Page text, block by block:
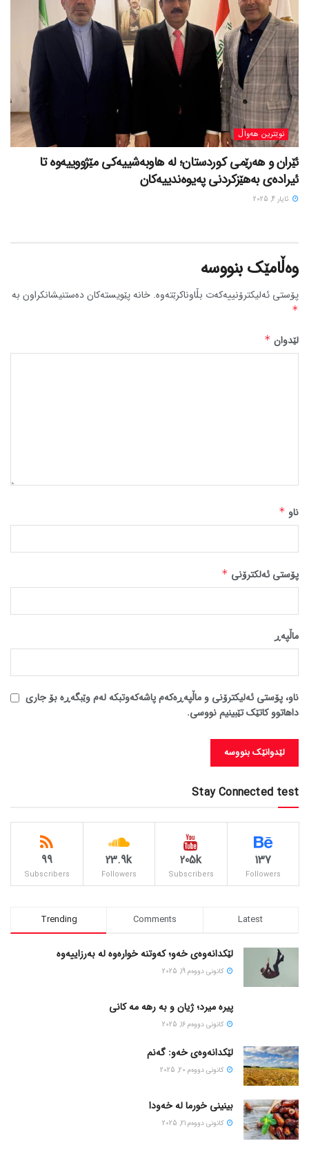
نوێترین هەواڵ
ئێران و هەرێمی کوردستان؛ لە هاوبەشییەکی مێژووییەوە تا
ئیرادەی بەهێزکردنی پەیوەندییەکان
ئایار 4, 2025
وەڵامێک بنووسە
پۆستی ئەلیکترۆنییەکەت بڵاوناکرێتەوە. خانە پێویستەکان دەستنیشانکراون بە
*
لێدوان *
ناو *
پۆستی ئەلکترۆنی *
ماڵپه‌ڕ
ناو، پۆستی ئەلیکترۆنی و ماڵپەڕەکەم پاشەکەوتبکە لەم وێبگەڕە بۆ جاری
داهاتوو کاتێک تێبینیم نووسی.
Stay Connected test
137
Followers
205k
Subscribers
23.9k
Followers
99
Subscribers
Trending Comments Latest
لێکدانەوەی خەو؛ کەوتنە خوارەوە لە بەرزاییەوە
كانونی دووه‌م 19, 2025
پیره میرد؛ ژیان و به رهه مه کانی
كانونی دووه‌م 16, 2025
لێکدانەوەی خەو: گەنم
كانونی دووه‌م 20, 2025
بینینی خورما لە خەودا
كانونی دووه‌م 21, 2025